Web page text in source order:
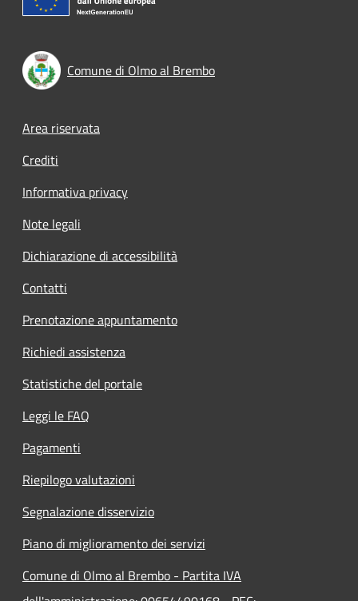
Comune di Olmo al Brembo
Footer menu
Area riservata
Crediti
Informativa privacy
Note legali
Dichiarazione di accessibilità
Contatti
Prenotazione appuntamento
Richiedi assistenza
Statistiche del portale
Leggi le FAQ
Pagamenti
Riepilogo valutazioni
Segnalazione disservizio
Piano di miglioramento dei servizi
Comune di Olmo al Brembo - Partita IVA